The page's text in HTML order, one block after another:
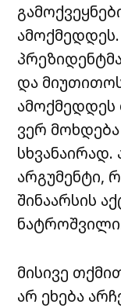
ამოქმედდეს.
და
ამოქმედდეს
ვერ
არგუმენტი,
შინაარსის
მისივე
არ ეხება